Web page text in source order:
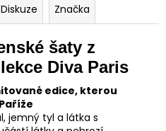
Diskuze Značka
šaty z
Diva Paris
edice, kterou
jemný tyl a látka s